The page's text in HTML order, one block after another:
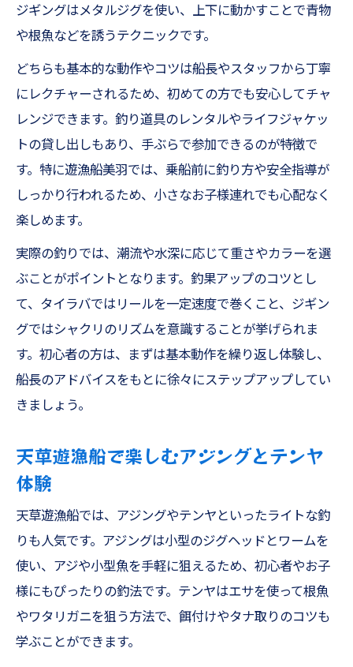
初心者でも楽しめるヒラメ釣りのポイント
解説
釣り初心者でも安心なタイジギ入門ガイド
タイジギ初心者が知るべき熊本釣船の選び
方
遊漁船美羽で体験するジギング初挑戦の流
れ
手ぶらで参加できる天草遊漁船のサービス
紹介
船フカセやオキアミ五目の簡単お手軽な始
め方
釣り道具レンタルと初心者サポートの活用
法
ファミリーフィッシングなら簡単お手軽な楽し
み方を解説
家族釣りで人気の熊本釣船体験を満喫する
ファミリー五目釣りで初心者も安心の釣果
キス釣りやメバル釣りの魅力と楽しみ方の
コツ
ヒラメ釣りやカワハギ釣りで家族の絆を深
める
ジギングはメタルジグを使い、上下に動かすことで青物
や根魚などを誘うテクニックです。
どちらも基本的な動作やコツは船長やスタッフから丁寧
にレクチャーされるため、初めての方でも安心してチャ
レンジできます。釣り道具のレンタルやライフジャケッ
トの貸し出しもあり、手ぶらで参加できるのが特徴で
す。特に遊漁船美羽では、乗船前に釣り方や安全指導が
しっかり行われるため、小さなお子様連れでも心配なく
楽しめます。
実際の釣りでは、潮流や水深に応じて重さやカラーを選
ぶことがポイントとなります。釣果アップのコツとし
て、タイラバではリールを一定速度で巻くこと、ジギン
グではシャクリのリズムを意識することが挙げられま
す。初心者の方は、まずは基本動作を繰り返し体験し、
船長のアドバイスをもとに徐々にステップアップしてい
きましょう。
天草遊漁船で楽しむアジングとテンヤ
体験
天草遊漁船では、アジングやテンヤといったライトな釣
りも人気です。アジングは小型のジグヘッドとワームを
使い、アジや小型魚を手軽に狙えるため、初心者やお子
様にもぴったりの釣法です。テンヤはエサを使って根魚
やワタリガニを狙う方法で、餌付けやタナ取りのコツも
学ぶことができます。